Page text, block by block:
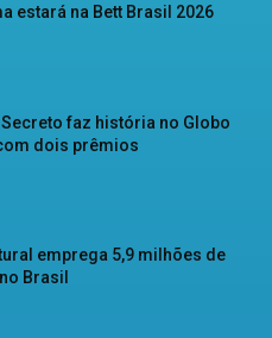
estará na Bett Brasil 2026
Secreto faz história no Globo
dois prêmios
emprega 5,9 milhões de
Brasil